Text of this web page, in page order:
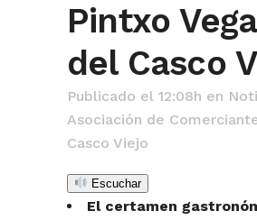
Pintxo
del Casco
Publicado el 12:08h en
Asociación de
Casco Viejo
Escuchar
El certamen